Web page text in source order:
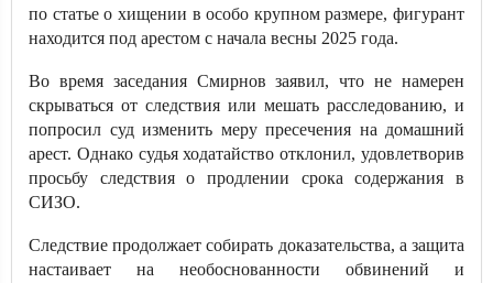
по статье о хищении в особо крупном размере, фигурант
находится под арестом с начала весны 2025 года.
Во время заседания Смирнов заявил, что не намерен
скрываться от следствия или мешать расследованию, и
попросил суд изменить меру пресечения на домашний
арест. Однако судья ходатайство отклонил, удовлетворив
просьбу следствия о продлении срока содержания в
СИЗО.
Следствие продолжает собирать доказательства, а защита
настаивает на необоснованности обвинений и